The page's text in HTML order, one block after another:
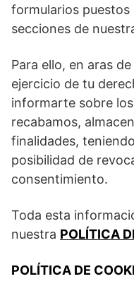
formularios puestos
secciones de
Para ello, en aras
ejercicio de tu
informarte sobre
recabamos,
finalidades,
posibilidad de
consentimiento.
Toda esta
nuestra POLÍTICA
POLÍTICA DE